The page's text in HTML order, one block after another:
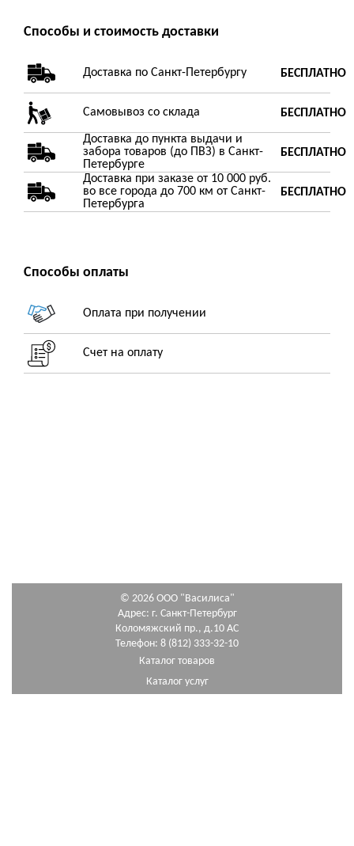
Способы и стоимость доставки
Доставка по Санкт-Петербургу БЕСПЛАТНО
Самовывоз со склада БЕСПЛАТНО
Доставка до пункта выдачи и
забора товаров (до ПВЗ) в Санкт-
Петербурге
БЕСПЛАТНО
Доставка при заказе от 10 000 руб.
во все города до 700 км от Санкт-
Петербурга
БЕСПЛАТНО
Способы оплаты
Оплата при получении
Счет на оплату
© 2026 ООО "Василиса"
Адрес: г. Санкт-Петербург
Коломяжский пр., д.10 АС
Телефон: 8 (812) 333-32-10
Каталог товаров
Каталог услуг